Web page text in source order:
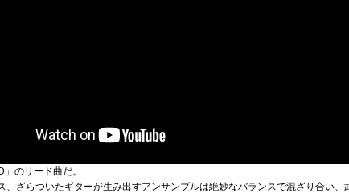
のリード曲だ。
、ざらついたギターが生み出すアンサンブルは絶妙なバランスで混ざり合い